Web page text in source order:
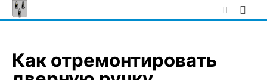
Skip
to
Как отремонтировать